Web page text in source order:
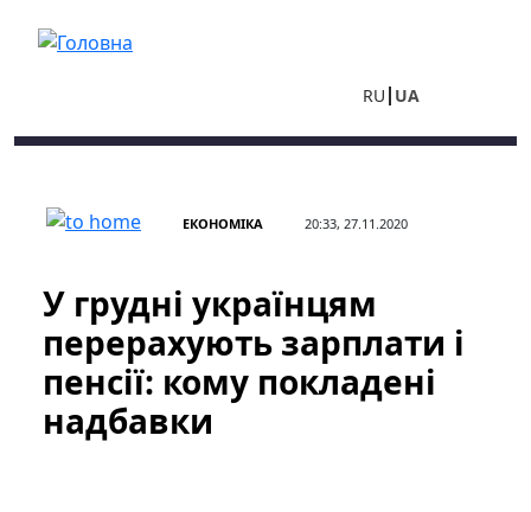
RU UA
ЕКОНОМІКА 20:33, 27.11.2020
У грудні українцям
перерахують зарплати і
пенсії: кому покладені
надбавки